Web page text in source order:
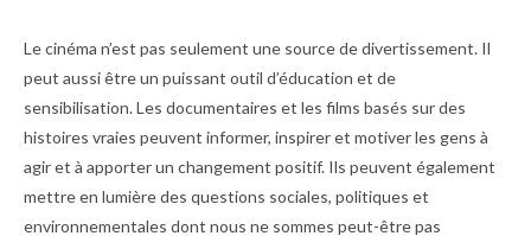
Le cinéma n’est pas seulement une source de divertissement. Il
peut aussi être un puissant outil d’éducation et de
sensibilisation. Les documentaires et les films basés sur des
histoires vraies peuvent informer, inspirer et motiver les gens à
agir et à apporter un changement positif. Ils peuvent également
mettre en lumière des questions sociales, politiques et
environnementales dont nous ne sommes peut-être pas